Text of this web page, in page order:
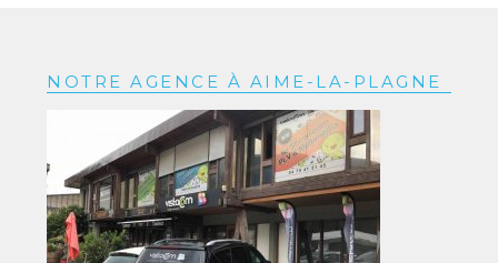
NOTRE AGENCE À AIME-LA-PLAGNE